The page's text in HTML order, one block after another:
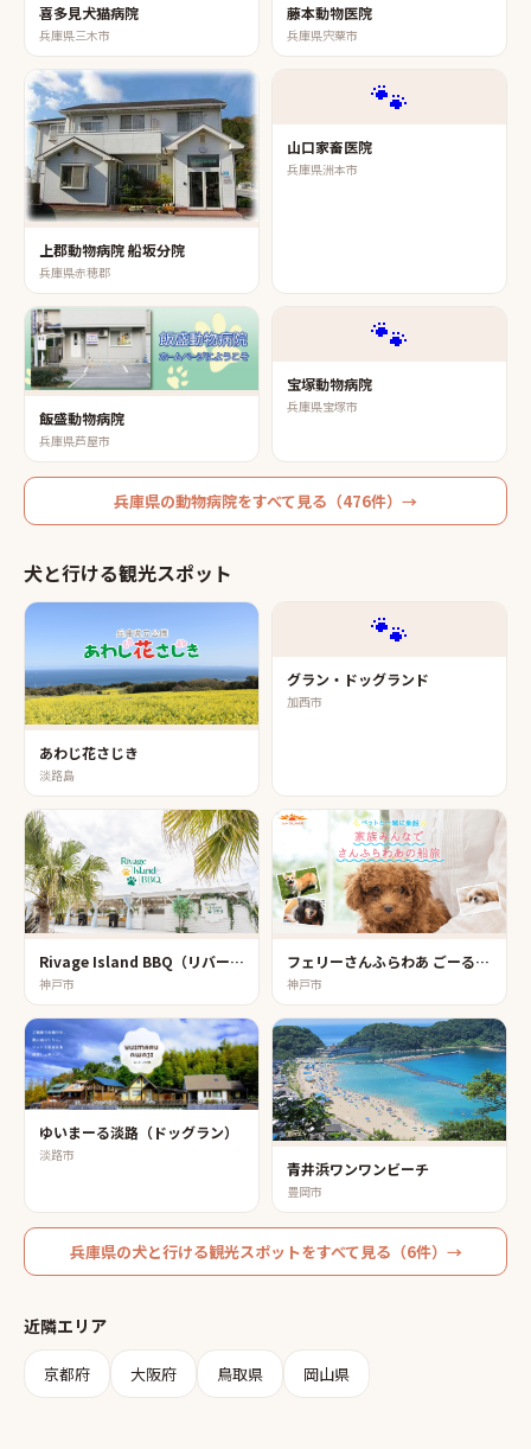
喜多見犬猫病院
兵庫県三木市
藤本動物医院
兵庫県宍粟市
上郡動物病院 船坂分院
兵庫県赤穂郡
🐾
山口家畜医院
兵庫県洲本市
飯盛動物病院
兵庫県芦屋市
🐾
宝塚動物病院
兵庫県宝塚市
兵庫県の動物病院をすべて見る（476件）→
犬と行ける観光スポット
あわじ花さじき
淡路島
🐾
グラン・ドッグランド
加西市
Rivage Island BBQ（リバージュアイランドバーベキュー）
神戸市
フェリーさんふらわあ ごーるど／ぱーる（神戸港）
神戸市
ゆいまーる淡路（ドッグラン）
淡路市
青井浜ワンワンビーチ
豊岡市
兵庫県の犬と行ける観光スポットをすべて見る（6件）→
近隣エリア
京都府 大阪府 鳥取県 岡山県